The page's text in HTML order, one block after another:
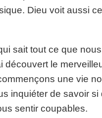
Dieu voit aussi
sait tout ce que
découvert le
une vie
inquiéter de savoir si
sentir coupables.